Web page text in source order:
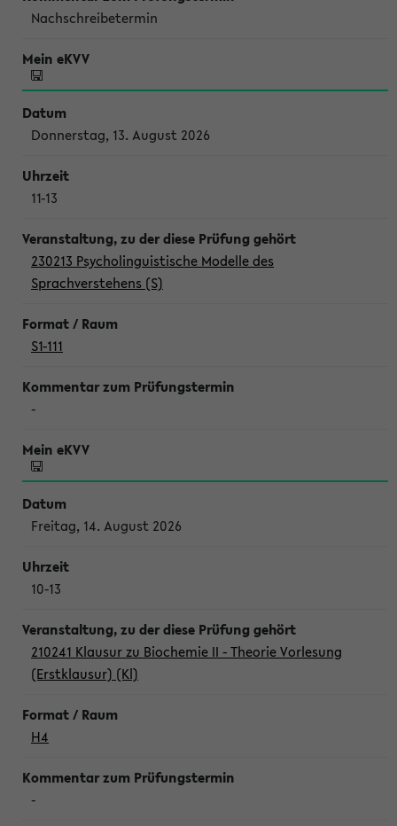
Nachschreibetermin
Donnerstag, 13. August 2026
11-13
230213 Psycholinguistische Modelle des
Sprachverstehens (S)
S1-111
-
Freitag, 14. August 2026
10-13
210241 Klausur zu Biochemie II - Theorie Vorlesung
(Erstklausur) (Kl)
H4
-